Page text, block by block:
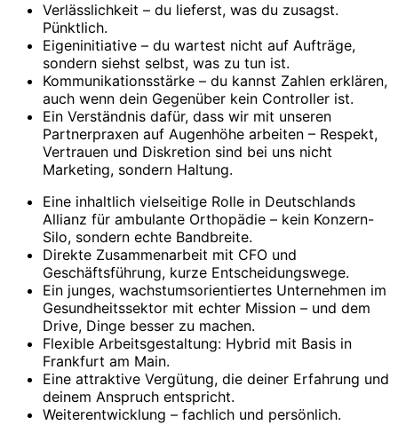
Verlässlichkeit – du lieferst, was du zusagst.
Pünktlich.
Eigeninitiative – du wartest nicht auf Aufträge,
sondern siehst selbst, was zu tun ist.
Kommunikationsstärke – du kannst Zahlen erklären,
auch wenn dein Gegenüber kein Controller ist.
Ein Verständnis dafür, dass wir mit unseren
Partnerpraxen auf Augenhöhe arbeiten – Respekt,
Vertrauen und Diskretion sind bei uns nicht
Marketing, sondern Haltung.
Eine inhaltlich vielseitige Rolle in Deutschlands
Allianz für ambulante Orthopädie – kein Konzern-
Silo, sondern echte Bandbreite.
Direkte Zusammenarbeit mit CFO und
Geschäftsführung, kurze Entscheidungswege.
Ein junges, wachstumsorientiertes Unternehmen im
Gesundheitssektor mit echter Mission – und dem
Drive, Dinge besser zu machen.
Flexible Arbeitsgestaltung: Hybrid mit Basis in
Frankfurt am Main.
Eine attraktive Vergütung, die deiner Erfahrung und
deinem Anspruch entspricht.
Weiterentwicklung – fachlich und persönlich.